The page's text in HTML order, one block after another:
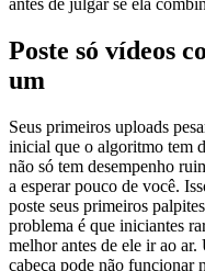
antes de julgar se ela
Poste só vídeos
um
Seus primeiros uploads
inicial que o algoritmo tem
não só tem desempenho
a esperar pouco de você.
poste seus primeiros
problema é que iniciantes
melhor antes de ele ir ao ar.
cabeça pode não funcionar